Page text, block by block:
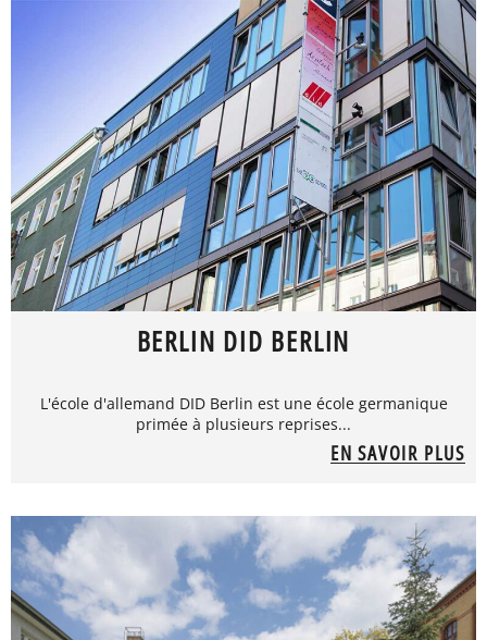
BERLIN DID BERLIN
L'école d'allemand DID Berlin est une école germanique
primée à plusieurs reprises...
EN SAVOIR PLUS